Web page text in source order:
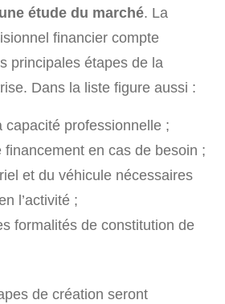
étude du marché. La
financier compte
principales étapes de la
Dans la liste figure aussi :
capacité professionnelle ;
financement en cas de besoin ;
et du véhicule nécessaires
l’activité ;
formalités de constitution de
de création seront